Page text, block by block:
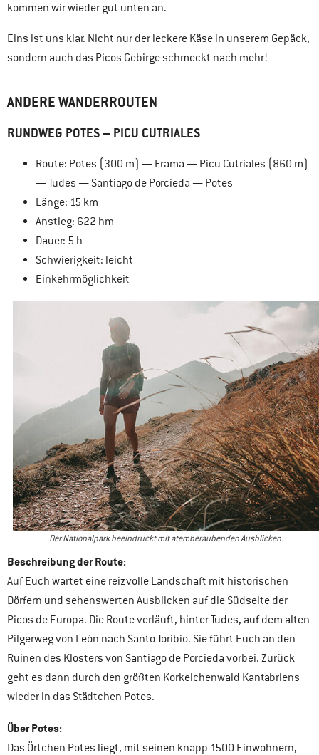
kommen wir wieder gut unten an.
Eins ist uns klar. Nicht nur der leckere Käse in unserem Gepäck,
sondern auch das Picos Gebirge schmeckt nach mehr!
ANDERE WANDERROUTEN
RUNDWEG POTES – PICU CUTRIALES
Route: Potes (300 m) — Frama — Picu Cutriales (860 m)
— Tudes — Santiago de Porcieda — Potes
Länge: 15 km
Anstieg: 622 hm
Dauer: 5 h
Schwierigkeit: leicht
Einkehrmöglichkeit
Der Nationalpark beeindruckt mit atemberaubenden Ausblicken.
Beschreibung der Route:
Auf Euch wartet eine reizvolle Landschaft mit historischen
Dörfern und sehenswerten Ausblicken auf die Südseite der
Picos de Europa. Die Route verläuft, hinter Tudes, auf dem alten
Pilgerweg von León nach Santo Toribio. Sie führt Euch an den
Ruinen des Klosters von Santiago de Porcieda vorbei. Zurück
geht es dann durch den größten Korkeichenwald Kantabriens
wieder in das Städtchen Potes.
Über Potes:
Das Örtchen Potes liegt, mit seinen knapp 1500 Einwohnern,